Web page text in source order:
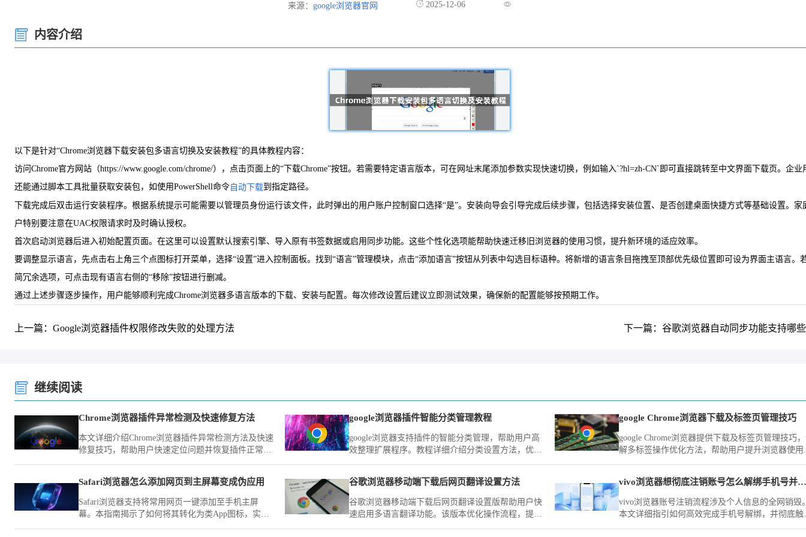
来源： google浏览器官网 2025-12-06
内容介绍
以下是针对“Chrome浏览器下载安装包多语言切换及安装教程”的具体教程内容：
访问Chrome官方网站（https://www.google.com/chrome/），点击页面上的“下载Chrome”按钮。若需要特定语言版本，可在网址末尾添加参数实现快速切换，例如输入`?hl=zh-CN`即可直接跳转至中文界面下载页。企业
还能通过脚本工具批量获取安装包，如使用PowerShell命令 自动下载到指定路径。
下载完成后双击运行安装程序。根据系统提示可能需要以管理员身份运行该文件，此时弹出的用户账户控制窗口选择“是”。安装向导会引导完成后续步骤，包括选择安装位置、是否创建桌面快捷方式等基础设置。家
户特别要注意在UAC权限请求时及时确认授权。
首次启动浏览器后进入初始配置页面。在这里可以设置默认搜索引擎、导入原有书签数据或启用同步功能。这些个性化选项能帮助快速迁移旧浏览器的使用习惯，提升新环境的适应效率。
要调整显示语言，先点击右上角三个点图标打开菜单，选择“设置”进入控制面板。找到“语言”管理模块，点击“添加语言”按钮从列表中勾选目标语种。将新增的语言条目拖拽至顶部优先级位置即可设为界面主语言。
简冗余选项，可点击现有语言右侧的“移除”按钮进行删减。
通过上述步骤逐步操作，用户能够顺利完成Chrome浏览器多语言版本的下载、安装与配置。每次修改设置后建议立即测试效果，确保新的配置能够按预期工作。
上一篇：Google浏览器插件权限修改失败的处理方法 下一篇：谷歌浏览器自动同步功能支持哪
继续阅读
Chrome浏览器插件异常检测及快速修复方法
本文详细介绍Chrome浏览器插件异常检测方法及快速
修复技巧，帮助用户快速定位问题并恢复插件正常运
google浏览器插件智能分类管理教程
google浏览器支持插件的智能分类管理，帮助用户高
效整理扩展程序。教程详细介绍分类设置方法，优化
google Chrome浏览器下载及标签页管理技巧
google Chrome浏览器提供下载及标签页管理技巧
解多标签操作优化方法，帮助用户提升浏览器使用
Safari浏览器怎么添加网页到主屏幕变成伪应用
Safari浏览器支持将常用网页一键添加至手机主屏
幕。本指南揭示了如何将其转化为类App图标，实现
谷歌浏览器移动端下载后网页翻译设置方法
谷歌浏览器移动端下载后网页翻译设置版帮助用户快
速启用多语言翻译功能。该版本优化操作流程，提升
vivo浏览器想彻底注销账号怎么解绑手机号
vivo浏览器账号注销流程涉及个人信息的全网销毁
本文详细指引如何高效完成手机号解绑，并彻底触